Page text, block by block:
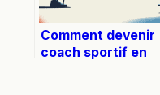
Comment devenir
coach sportif en